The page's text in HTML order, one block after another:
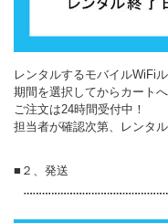
レンタルするモバイルWiFi
期間を選択してからカートへ
ご注文は24時間受付中！
担当者が確認次第、レンタ
■２、発送